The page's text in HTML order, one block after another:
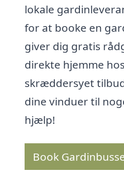
lokale
for at booke en
giver dig gratis
direkte hjemme
skræddersyet
dine vinduer til
hjælp!
Book